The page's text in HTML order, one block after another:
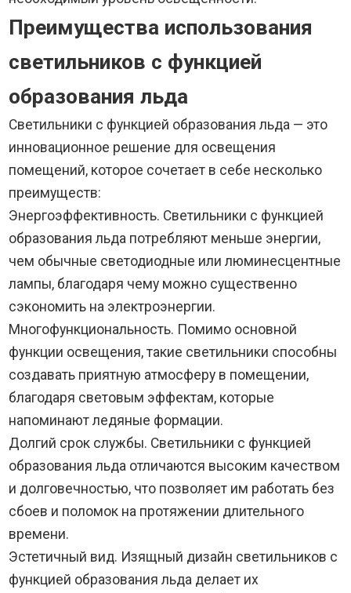
Преимущества использования
светильников с функцией
образования льда
Светильники с функцией образования льда — это
инновационное решение для освещения
помещений, которое сочетает в себе несколько
преимуществ:
Энергоэффективность. Светильники с функцией
образования льда потребляют меньше энергии,
чем обычные светодиодные или люминесцентные
лампы, благодаря чему можно существенно
сэкономить на электроэнергии.
Многофункциональность. Помимо основной
функции освещения, такие светильники способны
создавать приятную атмосферу в помещении,
благодаря световым эффектам, которые
напоминают ледяные формации.
Долгий срок службы. Светильники с функцией
образования льда отличаются высоким качеством
и долговечностью, что позволяет им работать без
сбоев и поломок на протяжении длительного
времени.
Эстетичный вид. Изящный дизайн светильников с
функцией образования льда делает их